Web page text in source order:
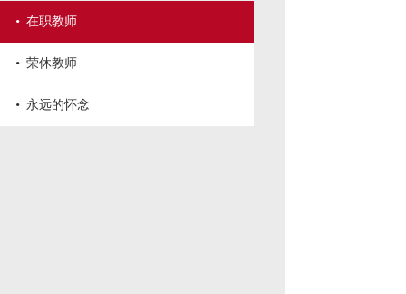
· 在职教师
· 荣休教师
· 永远的怀念